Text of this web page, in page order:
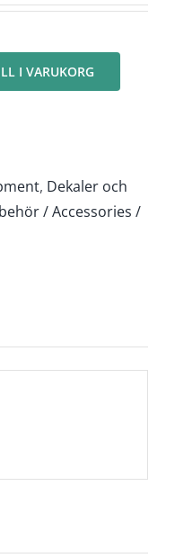
I VARUKORG
, Dekaler och
/ Accessories /